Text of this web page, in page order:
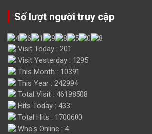
Số lượt người truy cập
Visit Today : 201
Visit Yesterday : 1295
This Month : 10391
This Year : 242994
Total Visit : 46198508
Hits Today : 433
Total Hits : 1700600
Who's Online : 4